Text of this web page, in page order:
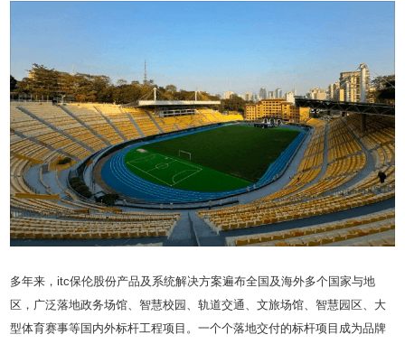
多年来，itc保伦股份产品及系统解决方案遍布全国及海外多个国家与地
区，广泛落地政务场馆、智慧校园、轨道交通、文旅场馆、智慧园区、大
型体育赛事等国内外标杆工程项目。一个个落地交付的标杆项目成为品牌